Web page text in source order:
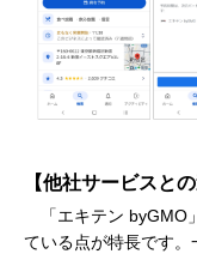
【他社サービスとの
「エキテン byGMO
ている点が特長です